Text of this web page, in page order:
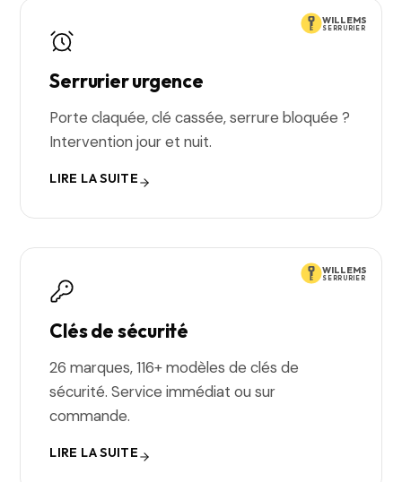
WILLEMS
SERRURIER
Serrurier urgence
Porte claquée, clé cassée, serrure bloquée ?
Intervention jour et nuit.
LIRE LA SUITE
WILLEMS
SERRURIER
Clés de sécurité
26 marques, 116+ modèles de clés de
sécurité. Service immédiat ou sur
commande.
LIRE LA SUITE